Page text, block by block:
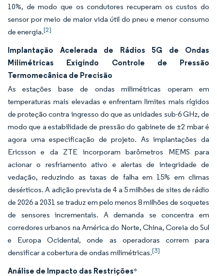
10%, de modo que os condutores recuperam os custos do
sensor por meio de maior vida útil do pneu e menor consumo
de energia.[2]
Implantação Acelerada de Rádios 5G de Ondas
Milimétricas Exigindo Controle de Pressão
Termomecânica de Precisão
As estações base de ondas milimétricas operam em
temperaturas mais elevadas e enfrentam limites mais rígidos
de proteção contra ingresso do que as unidades sub-6 GHz, de
modo que a estabilidade de pressão do gabinete de ±2 mbar é
agora uma especificação de projeto. As implantações da
Ericsson e da ZTE incorporam barômetros MEMS para
acionar o resfriamento ativo e alertas de integridade de
vedação, reduzindo as taxas de falha em 15% em climas
desérticos. A adição prevista de 4 a 5 milhões de sites de rádio
de 2026 a 2031 se traduz em pelo menos 8 milhões de soquetes
de sensores incrementais. A demanda se concentra em
corredores urbanos na América do Norte, China, Coreia do Sul
e Europa Ocidental, onde as operadoras correm para
densificar a cobertura de ondas milimétricas.[3]
Análise de Impacto das Restrições*